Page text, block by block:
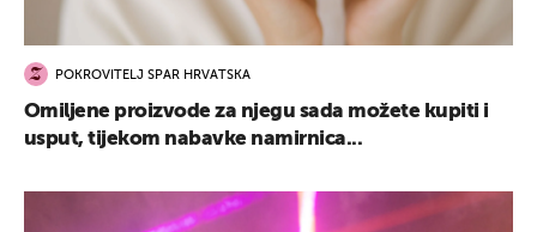
POKROVITELJ SPAR HRVATSKA
Omiljene proizvode za njegu sada možete kupiti i
usput, tijekom nabavke namirnica...